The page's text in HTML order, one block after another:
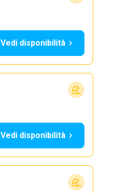
Vedi disponibilità
Vedi disponibilità